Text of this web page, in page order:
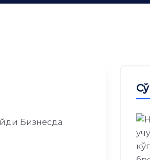
Бизнесда